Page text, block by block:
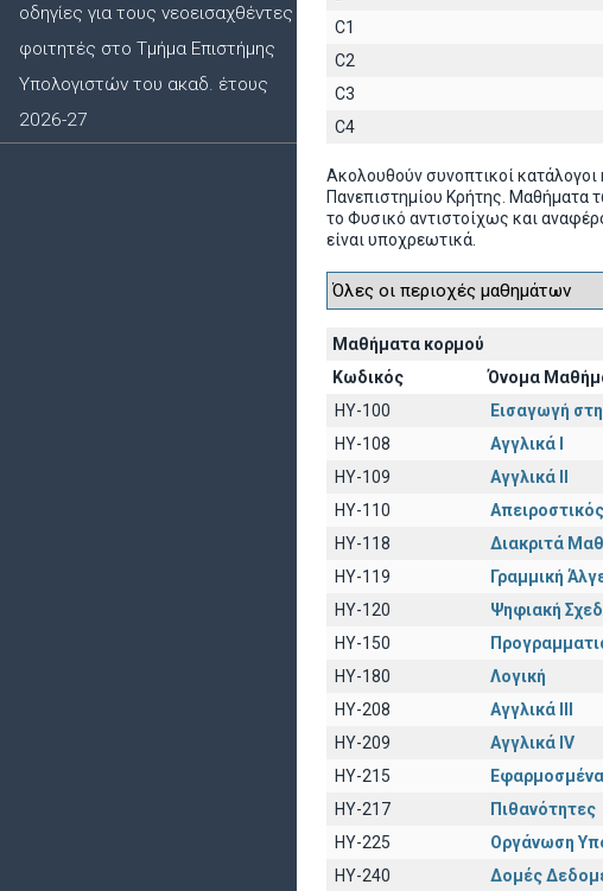
οδηγίες για τους νεοεισαχθέντες
φοιτητές στο Τμήμα Επιστήμης
Υπολογιστών του ακαδ. έτους
2026-27
C1
C2
C3
C4
Ακολουθούν συνοπτικοί
Πανεπιστημίου Κρήτης.
το Φυσικό αντιστοίχως και
είναι υποχρεωτικά.
Μαθήματα κορμού
Κωδικός
Όνομα
HY-100
Εισαγωγή
HY-108
Αγγλικά I
HY-109
Αγγλικά II
HY-110
Απειροστικός
HY-118
Διακριτά
HY-119
Γραμμική
HY-120
Ψηφιακή
HY-150
HY-180
Λογική
HY-208
Αγγλικά III
HY-209
Αγγλικά IV
HY-215
HY-217
Πιθανότητες
HY-225
Οργάνωση
HY-240
Δομές